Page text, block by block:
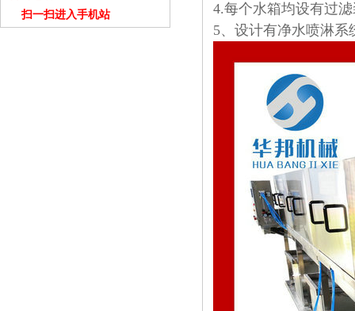
扫一扫进入手机站
4.每个水箱均设有过
5、设计有净水喷淋